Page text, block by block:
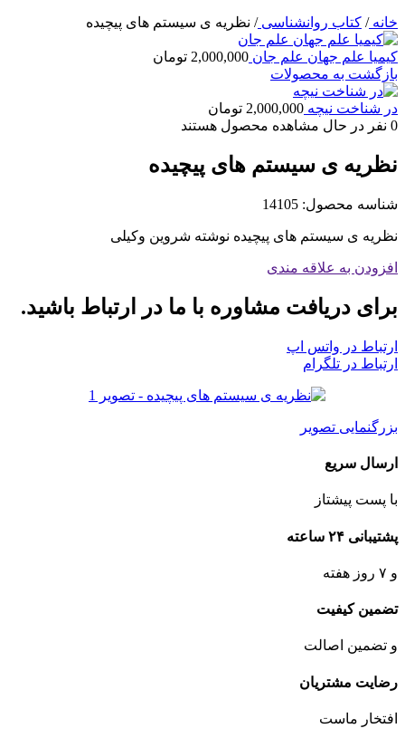
خانه/ کتاب روانشناسی/ نظریه ی سیستم های پیچیده
کیمیا علم جهان علم جان 2,000,000 تومان
بازگشت به محصولات
در شناخت نیچه 2,000,000 تومان
0 نفر در حال مشاهده محصول هستند
نظریه ی سیستم های پیچیده
شناسه محصول: 14105
نظریه ی سیستم های پیچیده نوشته شروین وکیلی
افزودن به علاقه مندی
برای دریافت مشاوره با ما در ارتباط باشید.
ارتباط در واتس اپ
ارتباط در تلگرام
بزرگنمایی تصویر
ارسال سریع
با پست پیشتاز
پشتیبانی ۲۴ ساعته
و ۷ روز هفته
تضمین کیفیت
و تضمین اصالت
رضایت مشتریان
افتخار ماست